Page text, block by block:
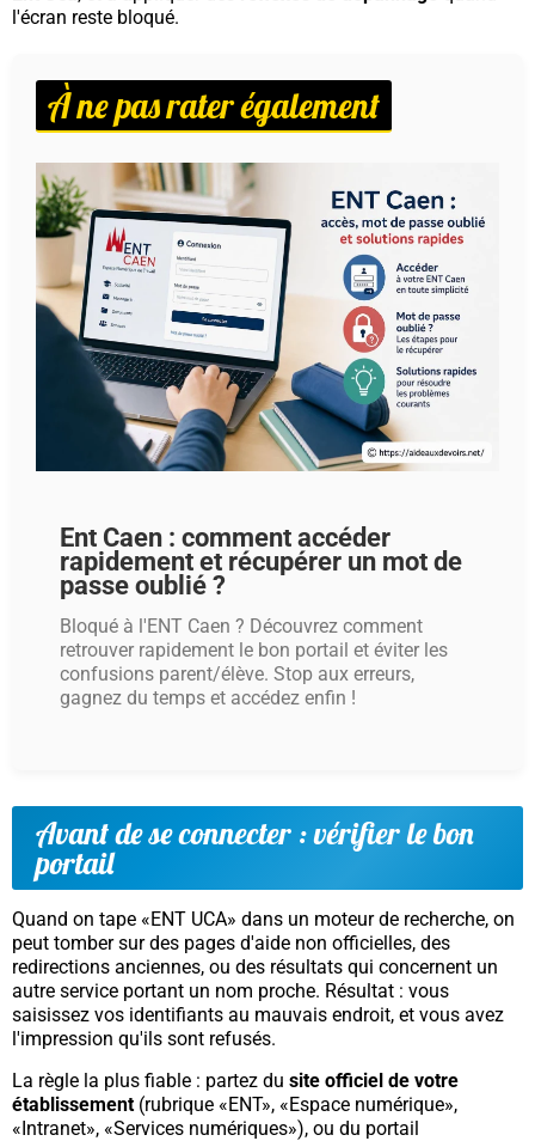
l'écran reste bloqué.
À ne pas rater également
Ent Caen : comment accéder
rapidement et récupérer un mot de
passe oublié ?
Bloqué à l'ENT Caen ? Découvrez comment
retrouver rapidement le bon portail et éviter les
confusions parent/élève. Stop aux erreurs,
gagnez du temps et accédez enfin !
Avant de se connecter : vérifier le bon
portail
Quand on tape «ENT UCA» dans un moteur de recherche, on
peut tomber sur des pages d'aide non officielles, des
redirections anciennes, ou des résultats qui concernent un
autre service portant un nom proche. Résultat : vous
saisissez vos identifiants au mauvais endroit, et vous avez
l'impression qu'ils sont refusés.
La règle la plus fiable : partez du site officiel de votre
établissement (rubrique «ENT», «Espace numérique»,
«Intranet», «Services numériques»), ou du portail